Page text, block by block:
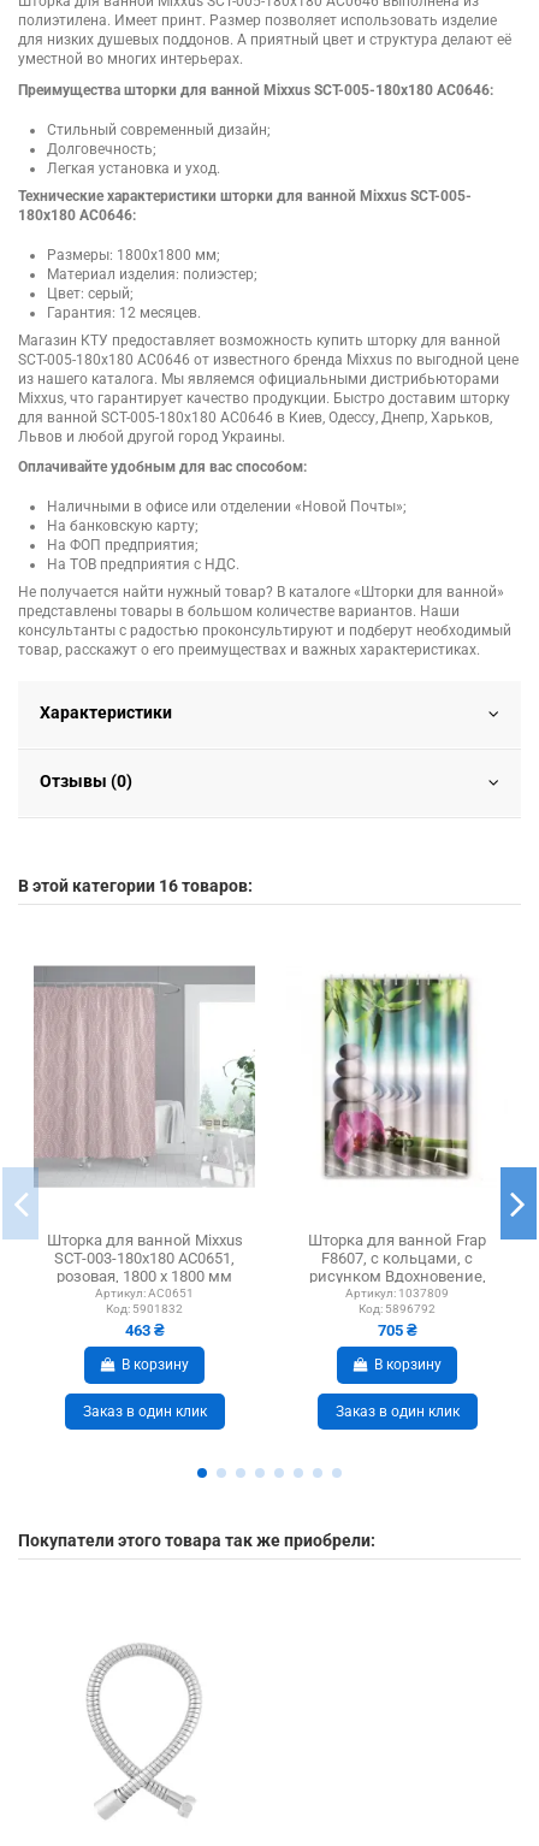
полиэтилена. Имеет принт. Размер позволяет использовать изделие
для низких душевых поддонов. А приятный цвет и структура делают её
уместной во многих интерьерах.
Преимущества шторки для ванной Mixxus SCT-005-180x180 AC0646:
Стильный современный дизайн;
Долговечность;
Легкая установка и уход.
Технические характеристики шторки для ванной Mixxus SCT-005-
180x180 AC0646:
Размеры: 1800х1800 мм;
Материал изделия: полиэстер;
Цвет: серый;
Гарантия: 12 месяцев.
Магазин КТУ предоставляет возможность купить шторку для ванной
SCT-005-180x180 AC0646 от известного бренда Mixxus по выгодной цене
из нашего каталога. Мы являемся официальными дистрибьюторами
Mixxus, что гарантирует качество продукции. Быстро доставим шторку
для ванной SCT-005-180x180 AC0646 в Киев, Одессу, Днепр, Харьков,
Львов и любой другой город Украины.
Оплачивайте удобным для вас способом:
Наличными в офисе или отделении «Новой Почты»;
На банковскую карту;
На ФОП предприятия;
На ТОВ предприятия с НДС.
Не получается найти нужный товар? В каталоге «Шторки для ванной»
представлены товары в большом количестве вариантов. Наши
консультанты с радостью проконсультируют и подберут необходимый
товар, расскажут о его преимуществах и важных характеристиках.
Характеристики
Отзывы (0)
В этой категории 16 товаров:
Шторка для ванной Mixxus
SCT-003-180x180 AC0651,
розовая, 1800 х 1800 мм
Артикул:AC0651
Код: 5901832
463 ₴
В корзину
Заказ в один клик
Шторка для ванной Frap
F8607, с кольцами, с
рисунком Вдохновение,
1800 х 1800 мм
Артикул: 1037809
Код: 5896792
705 ₴
В корзину
Заказ в один клик
Покупатели этого товара так же приобрели: